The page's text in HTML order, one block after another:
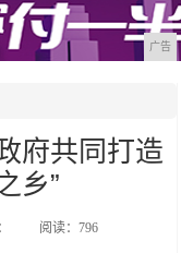
广告
府共同打造
乡”
阅读：796